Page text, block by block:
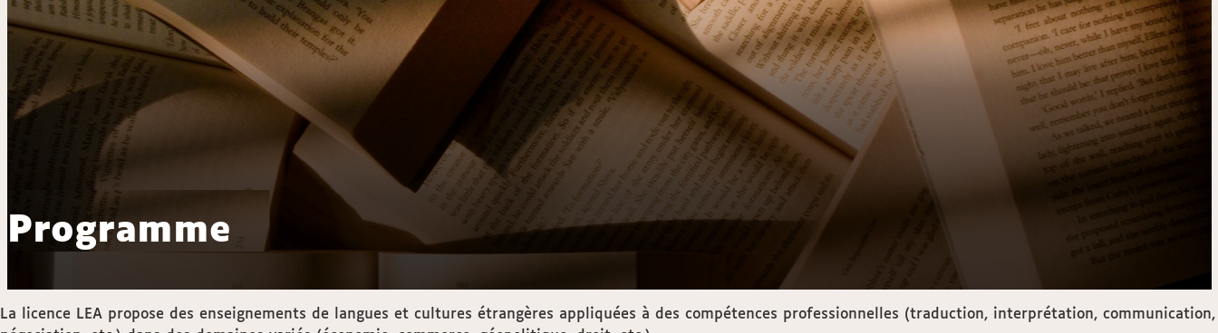
Programme
La licence LEA propose des enseignements de langues et cultures étrangères appliquées à des compétences professionnelles (traduction, interprétation, communication,